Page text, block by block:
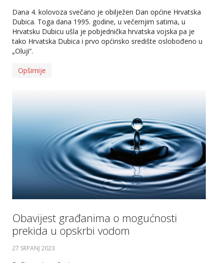
Dana 4. kolovoza svečano je obilježen Dan općine Hrvatska
Dubica. Toga dana 1995. godine, u večernjim satima, u
Hrvatsku Dubicu ušla je pobjednička hrvatska vojska pa je
tako Hrvatska Dubica i prvo općinsko središte oslobođeno u
„Oluji“.
Opširnije
Obavijest građanima o mogućnosti
prekida u opskrbi vodom
27 SRPANJ 2023.